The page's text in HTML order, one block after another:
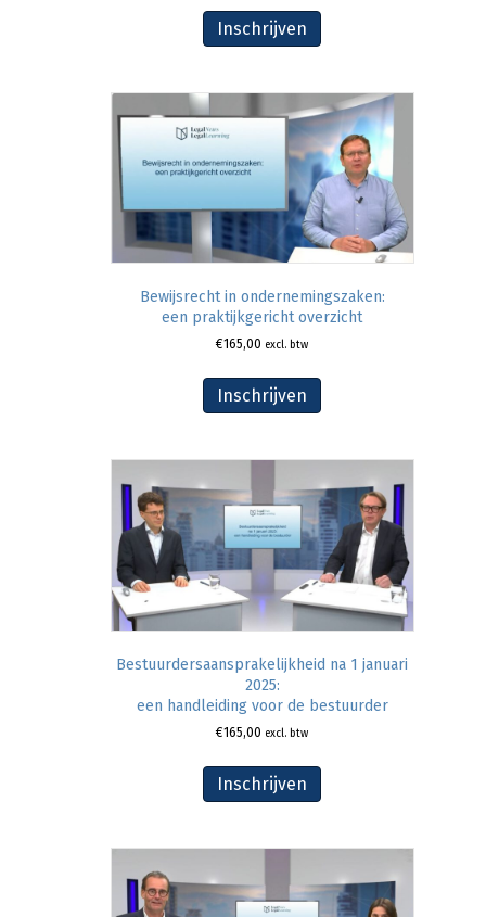
Inschrijven
Bewijsrecht in ondernemingszaken:
een praktijkgericht overzicht
€165,00 excl. btw
Inschrijven
Bestuurdersaansprakelijkheid na 1 januari
2025:
een handleiding voor de bestuurder
€165,00 excl. btw
Inschrijven